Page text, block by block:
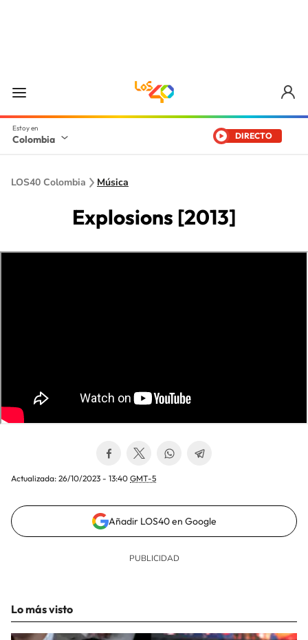
Colombia DIRECTO
LOS40 Colombia Música
Explosions [2013]
Actualizada: 26/10/2023 - 13:40 GMT-5
Añadir LOS40 en Google
Lo más visto